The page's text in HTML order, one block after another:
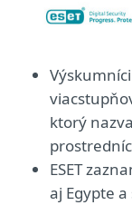
ktorý
ESET
aj Egypte